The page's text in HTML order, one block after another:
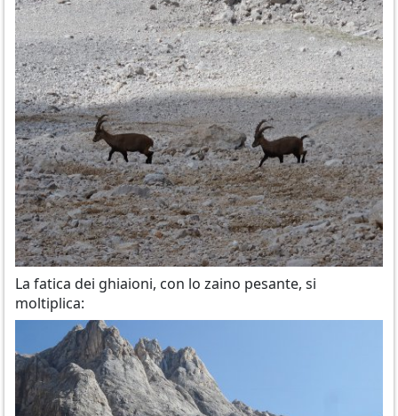
La fatica dei ghiaioni, con lo zaino pesante, si
moltiplica: